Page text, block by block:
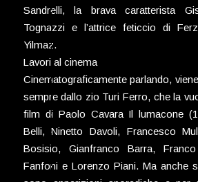
Sandrelli, la brava caratterista
Tognazzi e l’attrice feticcio di
Yilmaz.
Lavori al cinema
Cinematograficamente parlando,
sempre dallo zio Turi Ferro, che la
film di Paolo Cavara Il lumacone
Belli, Ninetto Davoli, Francesco
Bosisio, Gianfranco Barra,
Fanfoni e Lorenzo Piani. Ma anche